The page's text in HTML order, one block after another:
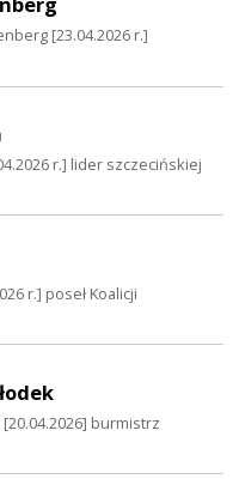
[23.04.2026 r.]
r.] lider szczecińskiej
r.] poseł Koalicji
[20.04.2026] burmistrz